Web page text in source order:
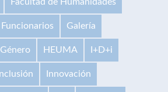
Funcionarios Galería
Género HEUMA I+D+i
Inclusión Innovación